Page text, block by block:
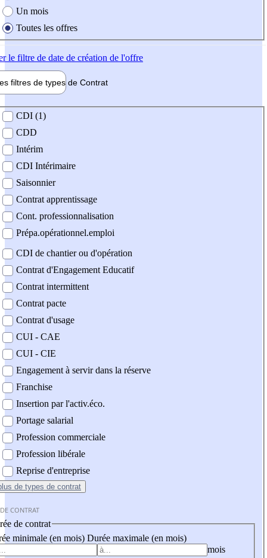
Un mois
Toutes les offres
le filtre de date de création de l'offre
filtres de types de Contrat
contrat
CDI (1)
CDD
Intérim
CDI Intérimaire
Saisonnier
Contrat apprentissage
Cont. professionnalisation
Prépa.opérationnel.emploi
CDI de chantier ou d'opération
Contrat d'Engagement Educatif
Contrat intermittent
Contrat pacte
Contrat d'usage
CUI - CAE
CUI - CIE
Engagement à servir dans la réserve
Franchise
Insertion par l'activ.éco.
Portage salarial
Profession commerciale
Profession libérale
Reprise d'entreprise
de types de contrat
CONTRAT
de contrat
minimale (en mois) Durée maximale (en mois)
mois